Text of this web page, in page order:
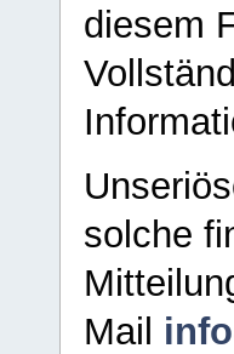
diesem
solche
Mail